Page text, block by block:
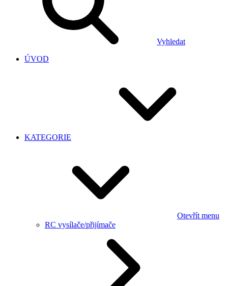
Vyhledat
ÚVOD
KATEGORIE
Otevřít menu
RC vysílače/přijímače